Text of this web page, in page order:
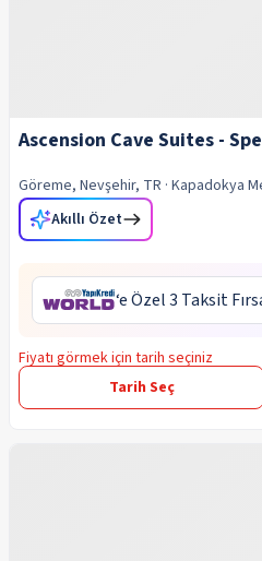
Ascension Cave Suites -
Göreme, Nevşehir, TR · Kapadokya
Akıllı Özet
‘e Özel 3 Taksit
Fiyatı görmek için tarih seçiniz
Tarih Seç